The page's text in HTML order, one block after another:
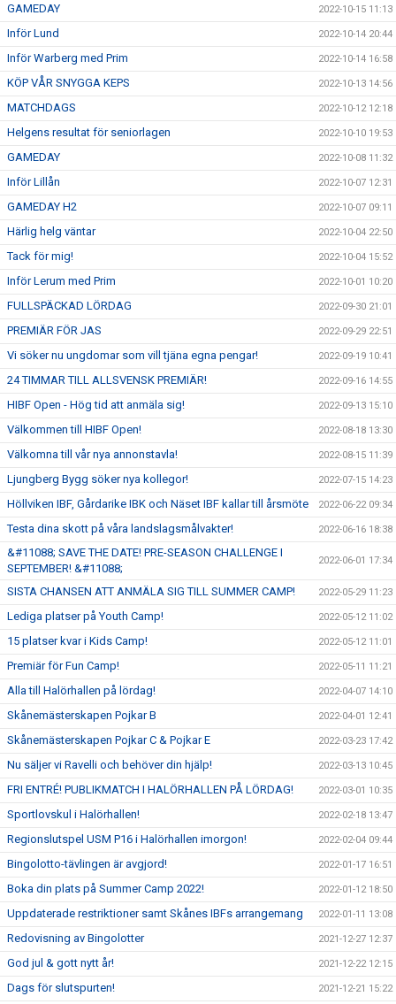
GAMEDAY 2022-10-15 11:13
Inför Lund 2022-10-14 20:44
Inför Warberg med Prim 2022-10-14 16:58
KÖP VÅR SNYGGA KEPS 2022-10-13 14:56
MATCHDAGS 2022-10-12 12:18
Helgens resultat för seniorlagen 2022-10-10 19:53
GAMEDAY 2022-10-08 11:32
Inför Lillån 2022-10-07 12:31
GAMEDAY H2 2022-10-07 09:11
Härlig helg väntar 2022-10-04 22:50
Tack för mig! 2022-10-04 15:52
Inför Lerum med Prim 2022-10-01 10:20
FULLSPÄCKAD LÖRDAG 2022-09-30 21:01
PREMIÄR FÖR JAS 2022-09-29 22:51
Vi söker nu ungdomar som vill tjäna egna pengar! 2022-09-19 10:41
24 TIMMAR TILL ALLSVENSK PREMIÄR! 2022-09-16 14:55
HIBF Open - Hög tid att anmäla sig! 2022-09-13 15:10
Välkommen till HIBF Open! 2022-08-18 13:30
Välkomna till vår nya annonstavla! 2022-08-15 11:39
Ljungberg Bygg söker nya kollegor! 2022-07-15 14:23
Höllviken IBF, Gårdarike IBK och Näset IBF kallar till årsmöte 2022-06-22 09:34
Testa dina skott på våra landslagsmålvakter! 2022-06-16 18:38
&#11088; SAVE THE DATE! PRE-SEASON CHALLENGE I
SEPTEMBER! &#11088;
2022-06-01 17:34
SISTA CHANSEN ATT ANMÄLA SIG TILL SUMMER CAMP! 2022-05-29 11:23
Lediga platser på Youth Camp! 2022-05-12 11:02
15 platser kvar i Kids Camp! 2022-05-12 11:01
Premiär för Fun Camp! 2022-05-11 11:21
Alla till Halörhallen på lördag! 2022-04-07 14:10
Skånemästerskapen Pojkar B 2022-04-01 12:41
Skånemästerskapen Pojkar C & Pojkar E 2022-03-23 17:42
Nu säljer vi Ravelli och behöver din hjälp! 2022-03-13 10:45
FRI ENTRÉ! PUBLIKMATCH I HALÖRHALLEN PÅ LÖRDAG! 2022-03-01 10:35
Sportlovskul i Halörhallen! 2022-02-18 13:47
Regionslutspel USM P16 i Halörhallen imorgon! 2022-02-04 09:44
Bingolotto-tävlingen är avgjord! 2022-01-17 16:51
Boka din plats på Summer Camp 2022! 2022-01-12 18:50
Uppdaterade restriktioner samt Skånes IBFs arrangemang 2022-01-11 13:08
Redovisning av Bingolotter 2021-12-27 12:37
God jul & gott nytt år! 2021-12-22 12:15
Dags för slutspurten! 2021-12-21 15:22